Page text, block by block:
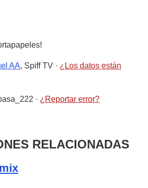
AA, Spiff TV · ¿Los datos están
· ¿Reportar error?
RELACIONADAS